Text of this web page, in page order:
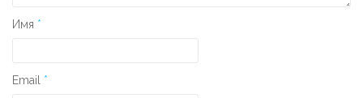
Имя *
Email *